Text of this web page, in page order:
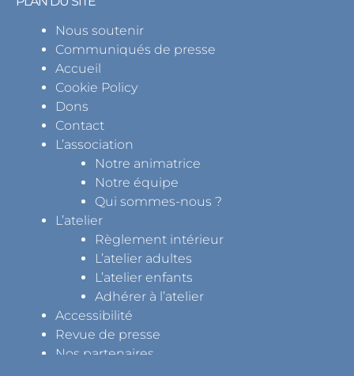
Nous soutenir
Communiqués de presse
Accueil
Cookie Policy
Dons
Contact
L’association
Notre animatrice
Notre équipe
Qui sommes-nous ?
L’atelier
Règlement intérieur
L’atelier adultes
L’atelier enfants
Adhérer à l’atelier
Accessibilité
Revue de presse
Nos partenaires